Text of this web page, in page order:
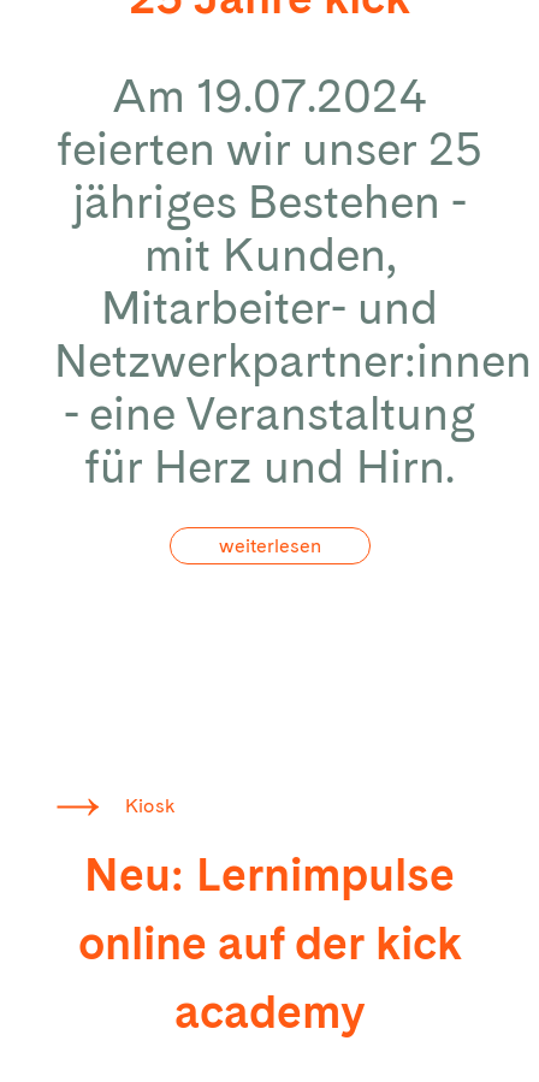
Am 19.07.2024
feierten wir unser 25
jähriges Bestehen -
mit Kunden,
Mitarbeiter- und
Netzwerkpartner:innen
- eine Veranstaltung
für Herz und Hirn.
weiterlesen
Kiosk
Neu: Lernimpulse
online auf der kick
academy